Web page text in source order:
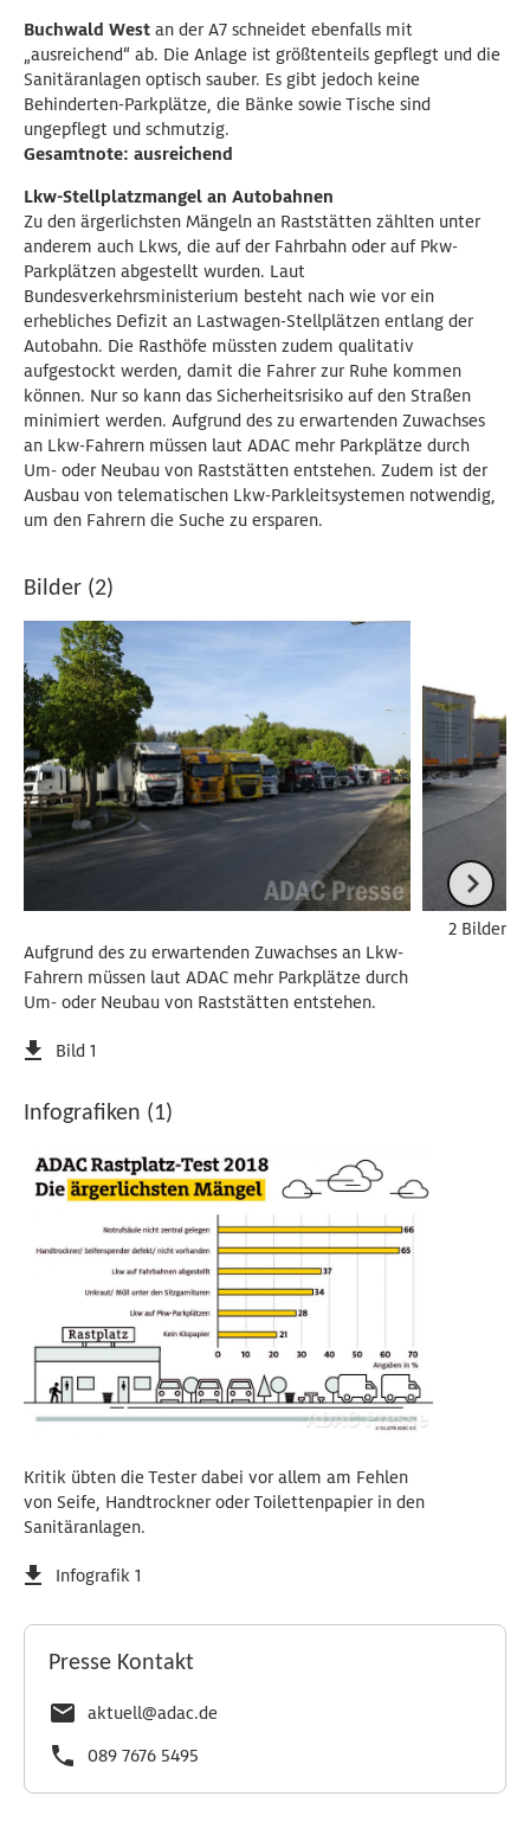
Buchwald West an der A7 schneidet ebenfalls mit
„ausreichend“ ab. Die Anlage ist größtenteils gepflegt und die
Sanitäranlagen optisch sauber. Es gibt jedoch keine
Behinderten-Parkplätze, die Bänke sowie Tische sind
ungepflegt und schmutzig.
Gesamtnote: ausreichend
Lkw-Stellplatzmangel an Autobahnen
Zu den ärgerlichsten Mängeln an Raststätten zählten unter
anderem auch Lkws, die auf der Fahrbahn oder auf Pkw-
Parkplätzen abgestellt wurden. Laut
Bundesverkehrsministerium besteht nach wie vor ein
erhebliches Defizit an Lastwagen-Stellplätzen entlang der
Autobahn. Die Rasthöfe müssten zudem qualitativ
aufgestockt werden, damit die Fahrer zur Ruhe kommen
können. Nur so kann das Sicherheitsrisiko auf den Straßen
minimiert werden. Aufgrund des zu erwartenden Zuwachses
an Lkw-Fahrern müssen laut ADAC mehr Parkplätze durch
Um- oder Neubau von Raststätten entstehen. Zudem ist der
Ausbau von telematischen Lkw-Parkleitsystemen notwendig,
um den Fahrern die Suche zu ersparen.
Bilder (2)
Aufgrund des zu erwartenden Zuwachses an Lkw-
Fahrern müssen laut ADAC mehr Parkplätze durch
Um- oder Neubau von Raststätten entstehen.
Bild 1
2 Bilder
Infografiken (1)
Kritik übten die Tester dabei vor allem am Fehlen
von Seife, Handtrockner oder Toilettenpapier in den
Sanitäranlagen.
Infografik 1
Presse Kontakt
aktuell@adac.de
089 7676 5495